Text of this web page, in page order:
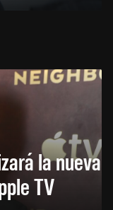
la nueva
TV